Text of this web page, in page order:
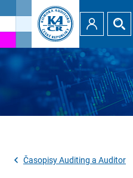
Časopisy Auditing a Auditor